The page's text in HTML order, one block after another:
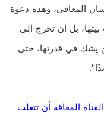
المعافى، وهذه دعوة
بل أن تخرج إلى
يشك في قدرتها، حتى
المعاقة أن تتغلب